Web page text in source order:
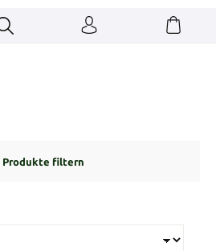
Produkte filtern